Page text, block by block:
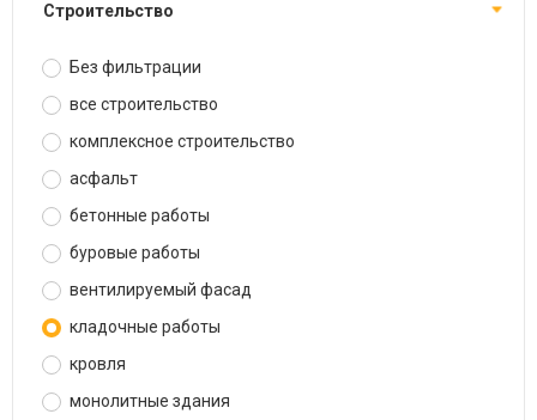
строительство
Без фильтрации
все строительство
комплексное строительство
асфальт
бетонные работы
буровые работы
вентилируемый фасад
кладочные работы
кровля
монолитные здания